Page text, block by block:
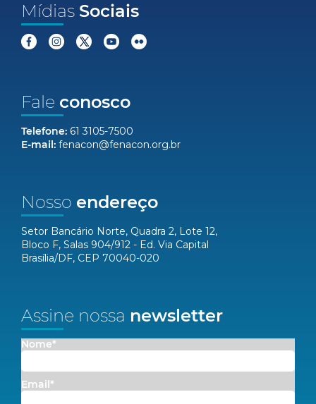
Mídias Sociais
Fale conosco
Telefone: 61 3105-7500
E-mail: fenacon@fenacon.org.br
Nosso endereço
Setor Bancário Norte, Quadra 2, Lote 12,
Bloco F, Salas 904/912 - Ed. Via Capital
Brasília/DF, CEP 70040-020
Assine nossa newsletter
Nome*
Email*